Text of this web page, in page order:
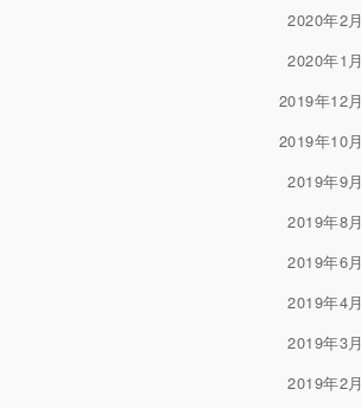
2020年2月
2020年1月
2019年12月
2019年10月
2019年9月
2019年8月
2019年6月
2019年4月
2019年3月
2019年2月